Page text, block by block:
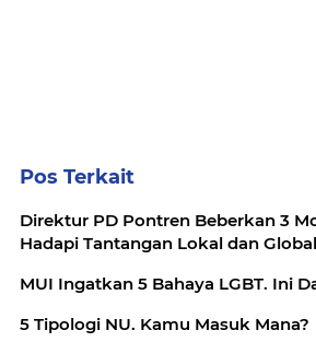
Pos Terkait
Direktur PD Pontren Beberkan 3
Hadapi Tantangan Lokal dan Global
MUI Ingatkan 5 Bahaya LGBT. Ini
5 Tipologi NU. Kamu Masuk Mana?